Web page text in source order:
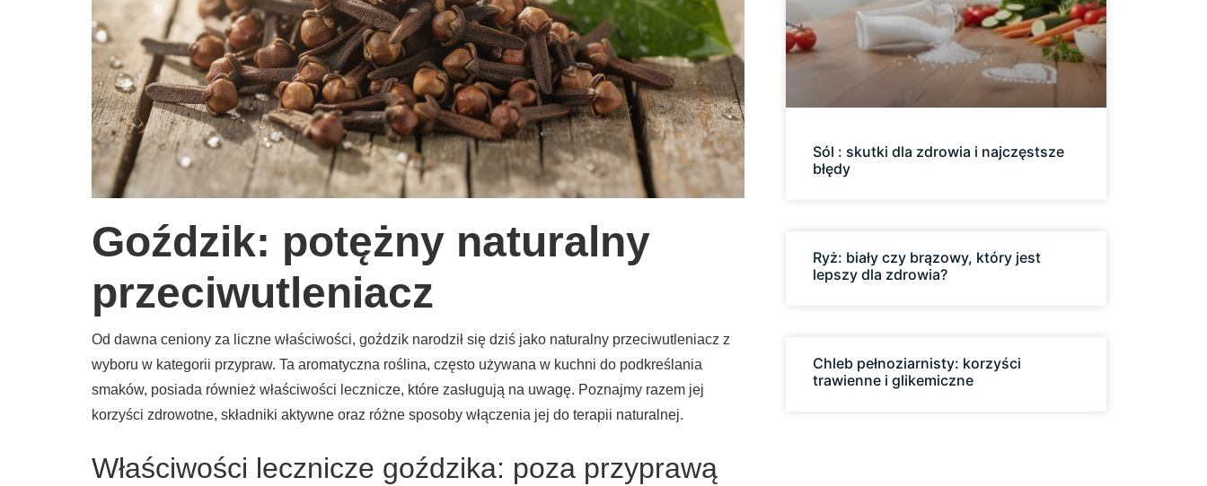
Goździk: potężny naturalny
przeciwutleniacz
Od dawna ceniony za liczne właściwości, goździk narodził się dziś jako naturalny przeciwutleniacz z
wyboru w kategorii przypraw. Ta aromatyczna roślina, często używana w kuchni do podkreślania
smaków, posiada również właściwości lecznicze, które zasługują na uwagę. Poznajmy razem jej
korzyści zdrowotne, składniki aktywne oraz różne sposoby włączenia jej do terapii naturalnej.
Właściwości lecznicze goździka: poza przyprawą
Sól : skutki dla zdrowia i najczęstsze
błędy
Ryż: biały czy brązowy, który jest
lepszy dla zdrowia?
Chleb pełnoziarnisty: korzyści
trawienne i glikemiczne